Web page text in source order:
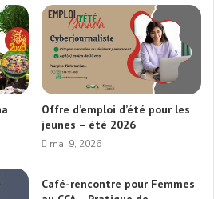
Offre d’emploi d’été pour les
jeunes – été 2026
mai 9, 2026
Café-rencontre pour Femmes